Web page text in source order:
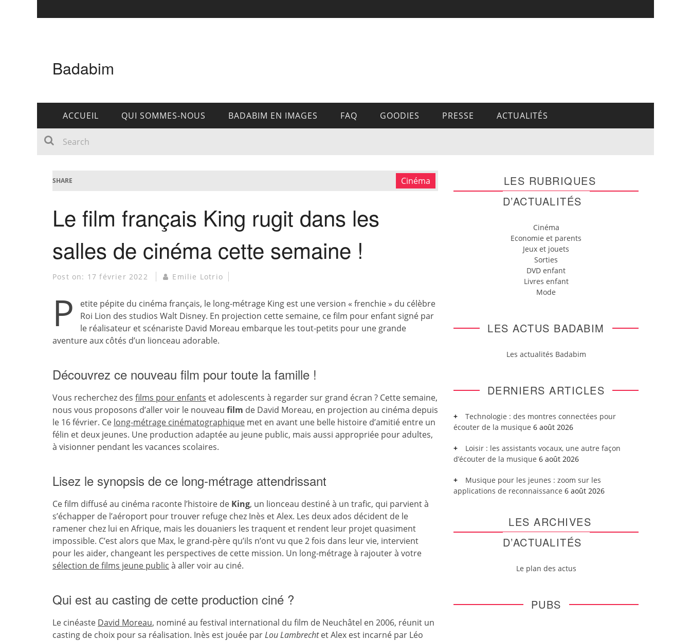
Badabim
ACCUEIL QUI SOMMES-NOUS BADABIM EN IMAGES FAQ GOODIES PRESSE ACTUALITÉS
SHARE Cinéma
Le film français King rugit dans les
salles de cinéma cette semaine !
Post on: 17 février 2022 Emilie Lotrio
P
etite pépite du cinéma français, le long-métrage King est une version « frenchie » du célèbre
Roi Lion des studios Walt Disney. En projection cette semaine, ce film pour enfant signé par
le réalisateur et scénariste David Moreau embarque les tout-petits pour une grande
aventure aux côtés d’un lionceau adorable.
Découvrez ce nouveau film pour toute la famille !
Vous recherchez des films pour enfants et adolescents à regarder sur grand écran ? Cette semaine,
nous vous proposons d’aller voir le nouveau film de David Moreau, en projection au cinéma depuis
le 16 février. Ce long-métrage cinématographique met en avant une belle histoire d’amitié entre un
félin et deux jeunes. Une production adaptée au jeune public, mais aussi appropriée pour adultes,
à visionner pendant les vacances scolaires.
Lisez le synopsis de ce long-métrage attendrissant
Ce film diffusé au cinéma raconte l’histoire de King, un lionceau destiné à un trafic, qui parvient à
s’échapper de l’aéroport pour trouver refuge chez Inès et Alex. Les deux ados décident de le
ramener chez lui en Afrique, mais les douaniers les traquent et rendent leur projet quasiment
impossible. C’est alors que Max, le grand-père qu’ils n’ont vu que 2 fois dans leur vie, intervient
pour les aider, changeant les perspectives de cette mission. Un long-métrage à rajouter à votre
sélection de films jeune public à aller voir au ciné.
Qui est au casting de cette production ciné ?
Le cinéaste David Moreau, nominé au festival international du film de Neuchâtel en 2006, réunit un
casting de choix pour sa réalisation. Inès est jouée parLou Lambrechtet Alex est incarné par Léo
LES RUBRIQUES
D’ACTUALITÉS
Cinéma
Economie et parents
Jeux et jouets
Sorties
DVD enfant
Livres enfant
Mode
LES ACTUS BADABIM
Les actualités Badabim
DERNIERS ARTICLES
Technologie : des montres connectées pour
écouter de la musique 6 août 2026
Loisir : les assistants vocaux, une autre façon
d’écouter de la musique 6 août 2026
Musique pour les jeunes : zoom sur les
applications de reconnaissance 6 août 2026
LES ARCHIVES
D’ACTUALITÉS
Le plan des actus
PUBS